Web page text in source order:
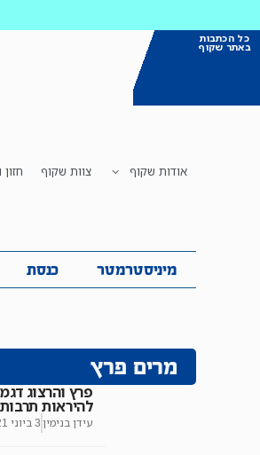
כל הכתבות
באתר שקוף
אודות שקוף צוות שקוף
מיניסטרמטר כנסת
מיניסטרמטר
מרים פרץ
פרץ והרצוג
להיראות
עידן בנימין 3 ביוני 2021